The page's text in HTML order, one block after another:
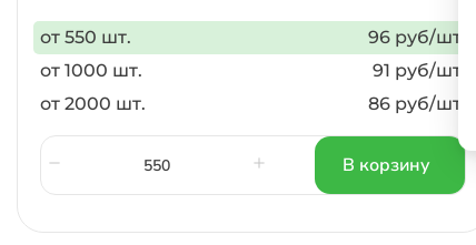
от 550 шт.
96 руб/шт.
от 1000 шт.
91 руб/шт.
от 2000 шт.
86 руб/шт.
В корзину